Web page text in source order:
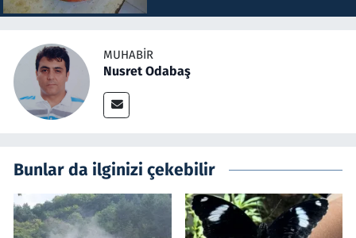
MUHABIR
Nusret Odabaş
Bunlar da ilginizi çekebilir